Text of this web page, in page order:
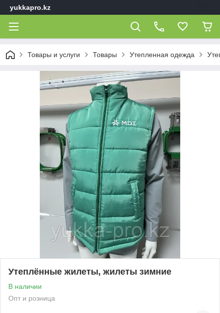
yukkapro.kz
Товары и услуги Товары Утепленная одежда
Утеплённые жилеты, жилеты зимние
В наличии
Опт и розница